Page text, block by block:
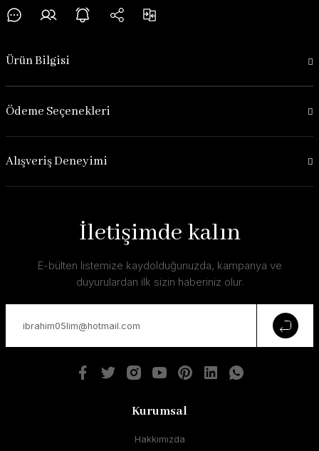
Ürün Bilgisi
Ödeme Seçenekleri
Alışveriş Deneyimi
İletişimde kalın
E-bülten listemize kaydolduğunuzda, kampanya ve
duyurulardan ilk sizin haberiniz olur.
Kurumsal
Hakkımızda